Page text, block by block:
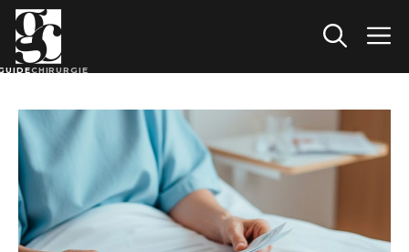
Aller
au
contenu
CHIRURGIE